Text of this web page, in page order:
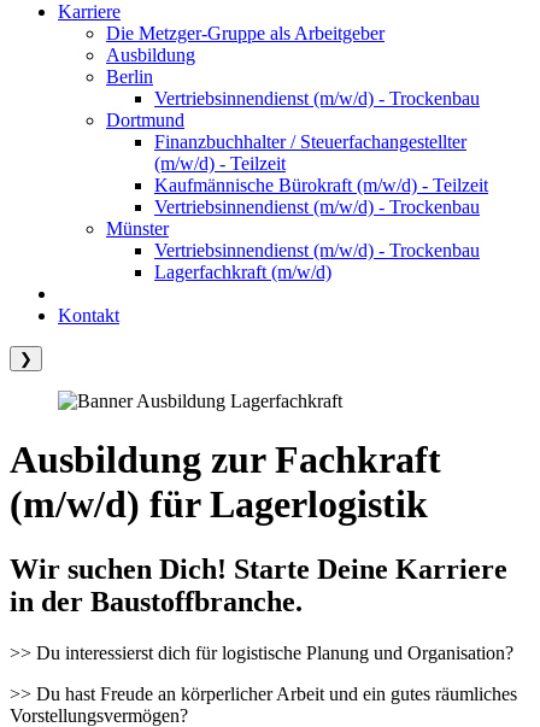
Karriere
Die Metzger-Gruppe als Arbeitgeber
Ausbildung
Berlin
Vertriebsinnendienst (m/w/d) - Trockenbau
Dortmund
Finanzbuchhalter / Steuerfachangestellter
(m/w/d) - Teilzeit
Kaufmännische Bürokraft (m/w/d) - Teilzeit
Vertriebsinnendienst (m/w/d) - Trockenbau
Münster
Vertriebsinnendienst (m/w/d) - Trockenbau
Lagerfachkraft (m/w/d)
Kontakt
❯
Ausbildung zur Fachkraft
(m/w/d) für Lagerlogistik
Wir suchen Dich! Starte Deine Karriere
in der Baustoffbranche.
>> Du interessierst dich für logistische Planung und Organisation?
>> Du hast Freude an körperlicher Arbeit und ein gutes räumliches
Vorstellungsvermögen?